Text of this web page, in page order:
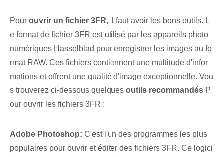
Pour ouvrir un fichier 3FR, il faut avoir les bons outils. ‌L
e format de fichier ⁢3FR est utilisé par les appareils photo
numériques Hasselblad pour enregistrer les images au fo
rmat RAW. Ces fichiers contiennent une multitude d'infor
mations et ⁣offrent une qualité d'image exceptionnelle.⁤ Vou
s trouverez ci-dessous ⁤quelques outils recommandés P
our ouvrir les fichiers 3FR :
Adobe Photoshop: C'est l'un des programmes les plus
populaires pour ouvrir et éditer des fichiers 3FR. Ce logici